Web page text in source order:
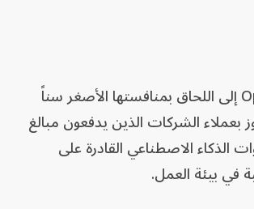
وتسعى OpenAI إلى اللحاق بمنافستها الأصغر سناً
بعملاء الشركات الذين يدفعون مبالغ
الذكاء الاصطناعي القادرة على
في بيئة العمل.